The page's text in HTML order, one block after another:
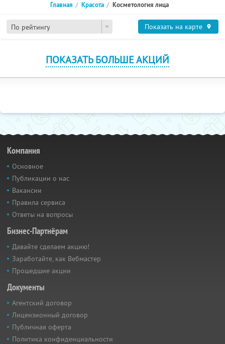
По рейтингу
Главная Красота Косметология лица
Показать на карте
ПОКАЗАТЬ БОЛЬШЕ АКЦИЙ
Компания
Основное
Публикации о нас
Вакансии
Правила сервиса
Ответы на вопросы
Бизнес-Партнёрам
Давайте сделаем акцию!
Заработайте, как Вебмастер
Прошедшие акции
Документы
Агентский договор
Лицензионный договор
Публичная оферта
Политика конфиденциальности